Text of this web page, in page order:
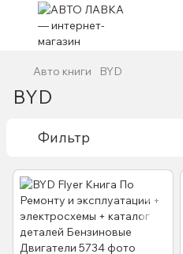
Авто книги BYD
BYD
Фильтр